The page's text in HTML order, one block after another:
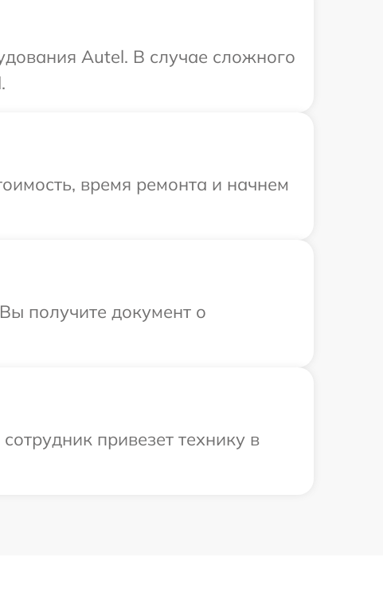
Autel. В случае сложного
время ремонта и начнем
получите документ о
привезет технику в